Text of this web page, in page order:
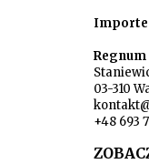
Regnum
03-310
+48 693